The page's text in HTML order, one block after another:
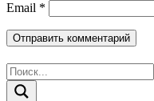
Email *